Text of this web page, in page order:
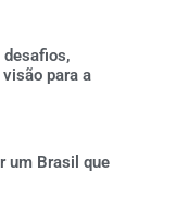
desafios,
para a
um Brasil que